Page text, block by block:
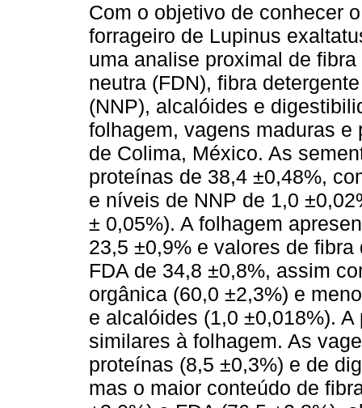
Com o objetivo de conhecer
forrageiro de Lupinus
uma analise proximal de
neutra (FDN), fibra
(NNP), alcalóides e
folhagem, vagens maduras
de Colima, México. As
proteínas de 38,4 ±0,48%,
e níveis de NNP de 1,0
± 0,05%). A folhagem
23,5 ±0,9% e valores de
FDA de 34,8 ±0,8%, assim
orgânica (60,0 ±2,3%) e
e alcalóides (1,0 ±0,018%).
similares à folhagem. As
proteínas (8,5 ±0,3%) e de
mas o maior conteúdo de